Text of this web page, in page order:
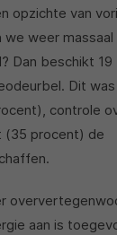
opzichte van
we weer massaal
Dan beschikt 19
Dit was
controle
(35 procent) de
aan is